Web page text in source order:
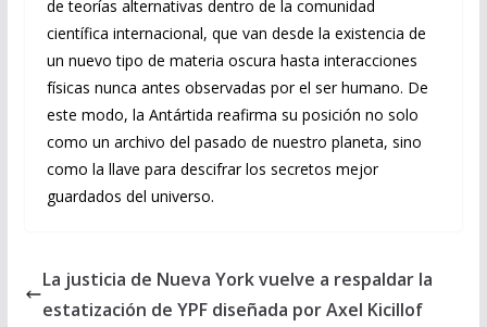
de teorías alternativas dentro de la comunidad
científica internacional, que van desde la existencia de
un nuevo tipo de materia oscura hasta interacciones
físicas nunca antes observadas por el ser humano. De
este modo, la Antártida reafirma su posición no solo
como un archivo del pasado de nuestro planeta, sino
como la llave para descifrar los secretos mejor
guardados del universo.
La justicia de Nueva York vuelve a respaldar la
estatización de YPF diseñada por Axel Kicillof